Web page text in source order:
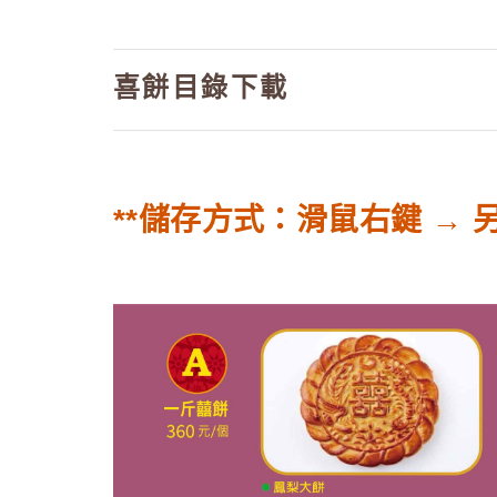
喜餅目錄下載
**儲存方式：滑鼠右鍵 →